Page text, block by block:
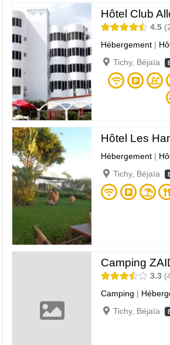
Hôtel Club
4.5
Hébergement |
Tichy, Béjaïa
Hôtel Les
Hébergement |
Tichy, Béjaïa
Camping
3.3
Camping |
Tichy, Béjaïa